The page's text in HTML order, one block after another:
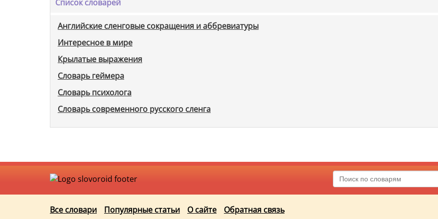
Список словарей
Английские сленговые сокращения и аббревиатуры
Интересное в мире
Крылатые выражения
Словарь геймера
Словарь психолога
Словарь современного русского сленга
Все словари Популярные статьи О сайте Обратная связь